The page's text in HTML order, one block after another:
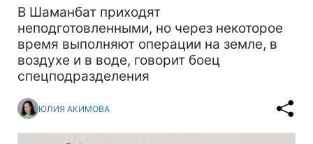
В Шаманбат приходят
неподготовленными, но через некоторое
время выполняют операции на земле, в
воздухе и в воде, говорит боец
спецподразделения
ЮЛИЯ АКИМОВА